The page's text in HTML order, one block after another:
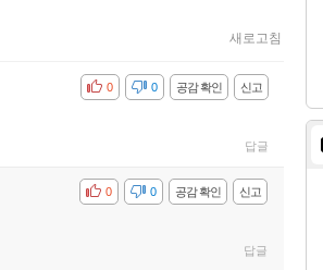
새로고침
신고
공감 확인
비공감 0
0
답글
신고
공감 확인
비공감 0
0
답글